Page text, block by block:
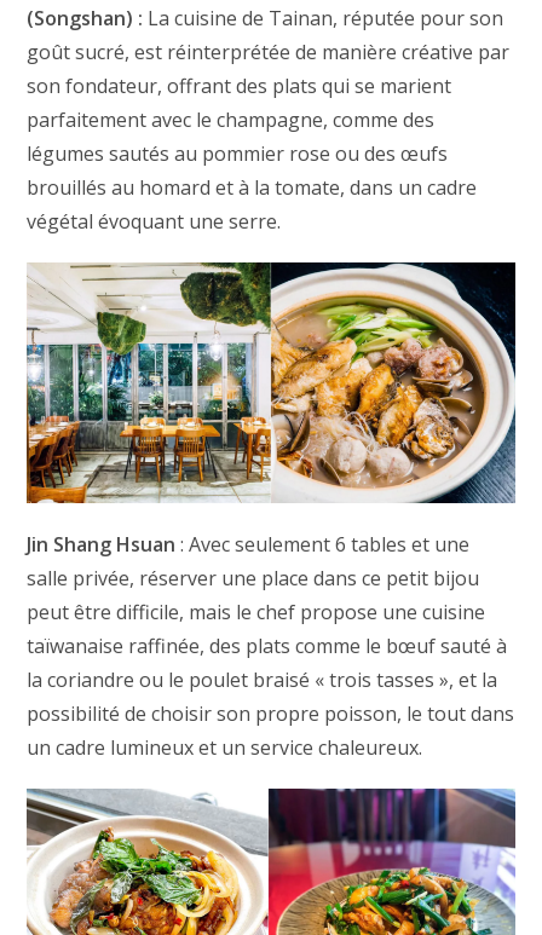
(Songshan) : La cuisine de Tainan, réputée pour son
goût sucré, est réinterprétée de manière créative par
son fondateur, offrant des plats qui se marient
parfaitement avec le champagne, comme des
légumes sautés au pommier rose ou des œufs
brouillés au homard et à la tomate, dans un cadre
végétal évoquant une serre.
Jin Shang Hsuan : Avec seulement 6 tables et une
salle privée, réserver une place dans ce petit bijou
peut être difficile, mais le chef propose une cuisine
taïwanaise raffinée, des plats comme le bœuf sauté à
la coriandre ou le poulet braisé « trois tasses », et la
possibilité de choisir son propre poisson, le tout dans
un cadre lumineux et un service chaleureux.